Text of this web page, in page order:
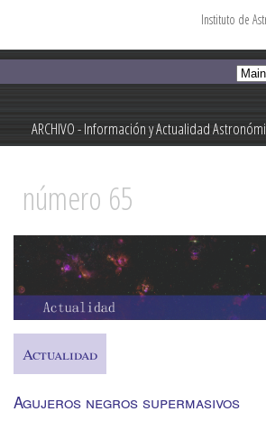
contenido
ARCHIVO - Información y Actualidad
Información y Actualidad Astronómica
Instituto de
número 65
Actualidad
Agujeros negros supermasivos